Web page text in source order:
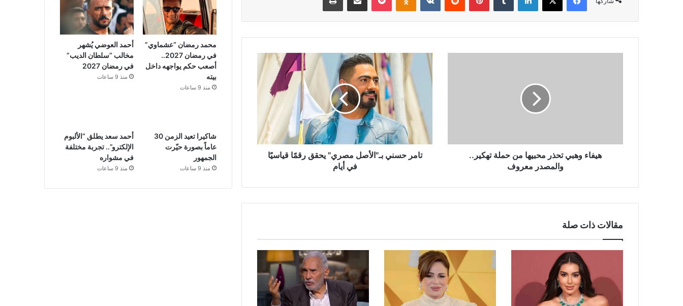
معروف
هيفاء وهبي تحذر محبيها من حملة تهكير..
والمصدر معروف
تامر
حسني
بـ"الأصل
مصري"
رقمًا
قياسيًا
في
أيام
تامر حسني بـ"الأصل مصري" يحقق رقمًا قياسيًا
في أيام
مقالات ذات صلة
محمد رمضان “عشماوي”
في رمضان 2027..
أصعب حكم يواجهه داخل
بيته
منذ 9 ساعات
أحمد العوضي يُشهر
مخالب “سلطان الديب”
في رمضان 2027
منذ 9 ساعات
شاكيرا تعيد الزمن 30
عاماً بصورة حيّرت
الجمهور
منذ 9 ساعات
أحمد سعد يطلق “الألبوم
الإلكترو”.. تجربة مختلفة
في مشواره
منذ 9 ساعات